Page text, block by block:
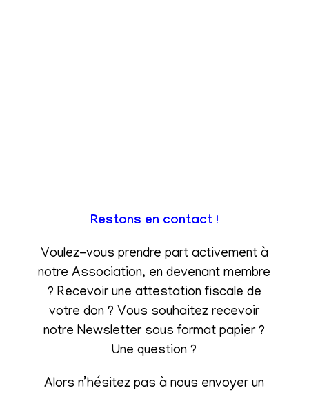
Restons en contact !
Voulez-vous prendre part activement à
notre Association, en devenant membre
? Recevoir une attestation fiscale de
votre don ? Vous souhaitez recevoir
notre Newsletter sous format papier ?
Une question ?
Alors n’hésitez pas à nous envoyer un